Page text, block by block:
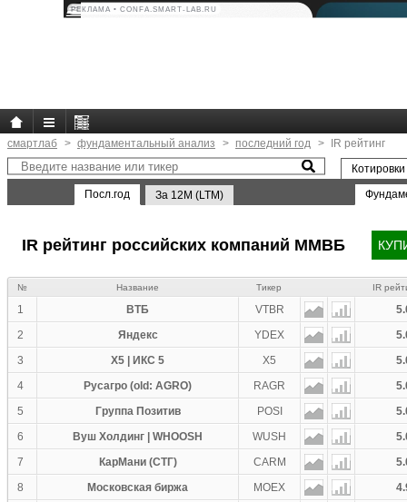
РЕКЛАМА • CONFA.SMART-LAB.RU
смартлаб фундаментальный анализ последний год
IR рейтинг
Котировки
Посл.год
За 12M (LTM)
IR рейтинг российских компаний ММВБ
№ Название Тикер IR
1 ВТБ VTBR
2
Яндекс YDEX
3
X5 | ИКС 5 X5
4
Русагро (old: AGRO) RAGR
5
Группа Позитив POSI
6
Вуш Холдинг | WHOOSH WUSH
7
КарМани (СТГ) CARM
8
Московская биржа MOEX